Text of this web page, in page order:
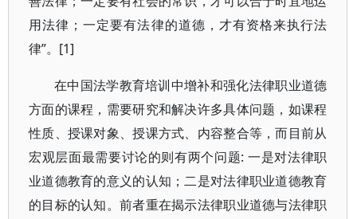
用法律；一定要有法律的道德，才有资格来执行法
律”。[1]
在中国法学教育培训中增补和强化法律职业道德
方面的课程，需要研究和解决许多具体问题，如课程
性质、授课对象、授课方式、内容整合等，而目前从
宏观层面最需要讨论的则有两个问题: 一是对法律职
业道德教育的意义的认知；二是对法律职业道德教育
的目标的认知。前者重在揭示法律职业道德与法律职